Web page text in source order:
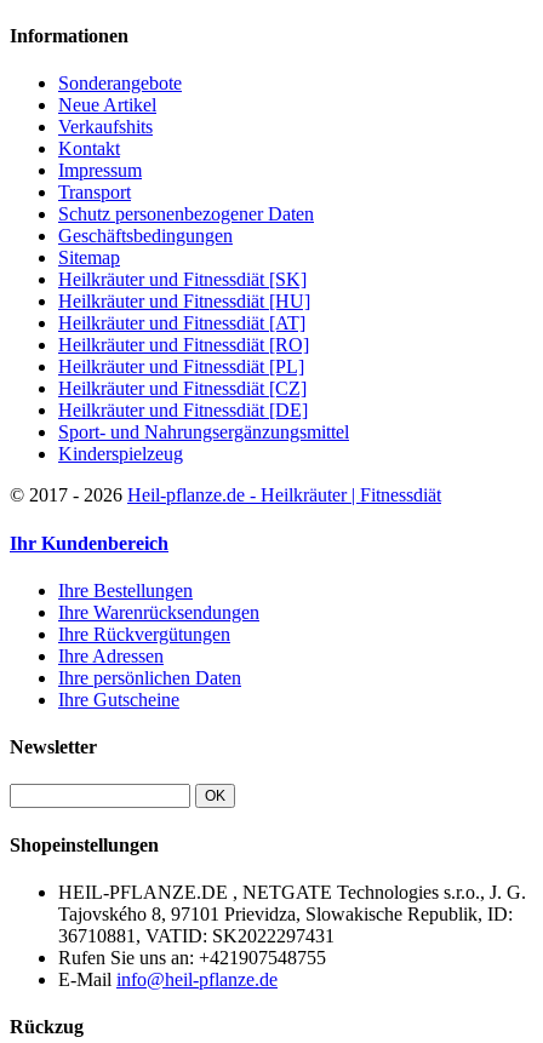
Informationen
Sonderangebote
Neue Artikel
Verkaufshits
Kontakt
Impressum
Transport
Schutz personenbezogener Daten
Geschäftsbedingungen
Sitemap
Heilkräuter und Fitnessdiät [SK]
Heilkräuter und Fitnessdiät [HU]
Heilkräuter und Fitnessdiät [AT]
Heilkräuter und Fitnessdiät [RO]
Heilkräuter und Fitnessdiät [PL]
Heilkräuter und Fitnessdiät [CZ]
Heilkräuter und Fitnessdiät [DE]
Sport- und Nahrungsergänzungsmittel
Kinderspielzeug
© 2017 - 2026 Heil-pflanze.de - Heilkräuter | Fitnessdiät
Ihr Kundenbereich
Ihre Bestellungen
Ihre Warenrücksendungen
Ihre Rückvergütungen
Ihre Adressen
Ihre persönlichen Daten
Ihre Gutscheine
Newsletter
OK
Shopeinstellungen
HEIL-PFLANZE.DE , NETGATE Technologies s.r.o., J. G.
Tajovského 8, 97101 Prievidza, Slowakische Republik, ID:
36710881, VATID: SK2022297431
Rufen Sie uns an: +421907548755
E-Mail info@heil-pflanze.de
Rückzug